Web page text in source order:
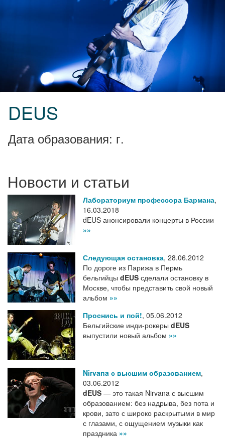
DEUS
Дата образования: г.
Новости и статьи
Лабораториум профессора Бармана,
16.03.2018
dEUS анонсировали концерты в России
»»
Следующая остановка, 28.06.2012
По дороге из Парижа в Пермь
бельгийцы dEUS сделали остановку в
Москве, чтобы представить свой новый
альбом »»
Проснись и пой!, 05.06.2012
Бельгийские инди-рокеры dEUS
выпустили новый альбом »»
Nirvana с высшим образованием,
03.06.2012
dEUS — это такая Nirvana с высшим
образованием: без надрыва, без пота и
крови, зато с широко раскрытыми в мир
с глазами, с ощущением музыки как
праздника »»